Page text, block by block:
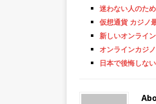
迷わない人のた
仮想通貨 カジノ
新しいオンライ
オンラインカジ
日本で後悔しな